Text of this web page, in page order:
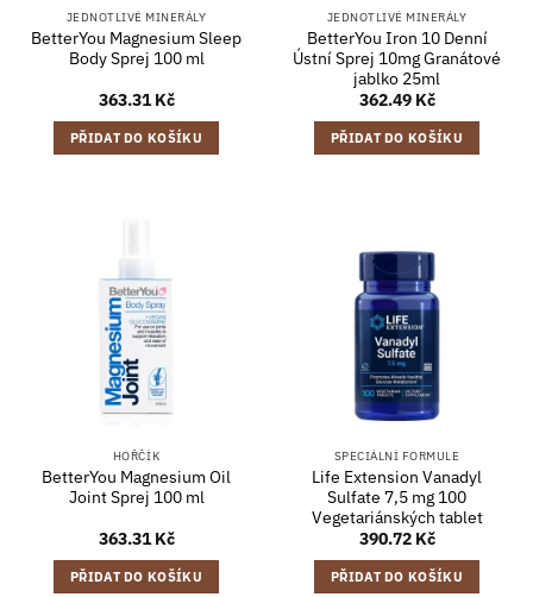
JEDNOTLIVÉ MINERÁLY
BetterYou Magnesium Sleep
Body Sprej 100 ml
363.31Kč
PŘIDAT DO KOŠÍKU
JEDNOTLIVÉ MINERÁLY
BetterYou Iron 10 Denní
Ústní Sprej 10mg Granátové
jablko 25ml
362.49 Kč
PŘIDAT DO KOŠÍKU
HOŘČÍK
BetterYou Magnesium Oil
Joint Sprej 100 ml
363.31Kč
PŘIDAT DO KOŠÍKU
SPECIÁLNÍ FORMULE
Life Extension Vanadyl
Sulfate 7,5 mg 100
Vegetariánských tablet
390.72 Kč
PŘIDAT DO KOŠÍKU